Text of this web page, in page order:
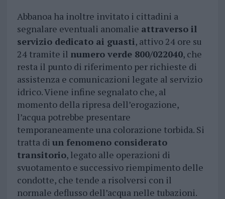
Abbanoa ha inoltre invitato i cittadini a
segnalare eventuali anomalie attraverso il
servizio dedicato ai guasti, attivo 24 ore su
24 tramite il numero verde 800/022040, che
resta il punto di riferimento per richieste di
assistenza e comunicazioni legate al servizio
idrico. Viene infine segnalato che, al
momento della ripresa dell’erogazione,
l’acqua potrebbe presentare
temporaneamente una colorazione torbida. Si
tratta di un fenomeno considerato
transitorio, legato alle operazioni di
svuotamento e successivo riempimento delle
condotte, che tende a risolversi con il
normale deflusso dell’acqua nelle tubazioni.